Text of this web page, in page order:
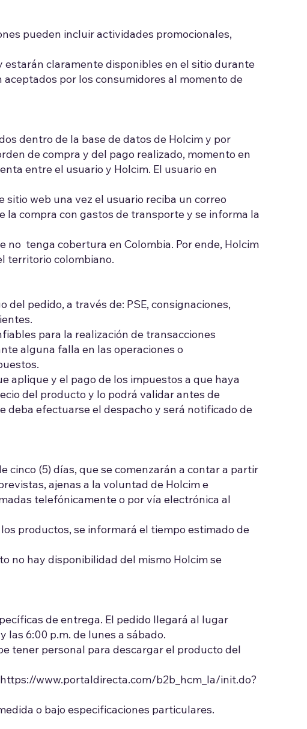
pueden incluir actividades promocionales,
estarán claramente disponibles en el sitio durante
por los consumidores al momento de
dentro de la base de datos de Holcim y por
de compra y del pago realizado, momento en
entre el usuario y Holcim. El usuario en
web una vez el usuario reciba un correo
la compra con gastos de transporte y se informa la
no tenga cobertura en Colombia. Por ende, Holcim
territorio colombiano.
pedido, a través de: PSE, consignaciones,
para la realización de transacciones
alguna falla en las operaciones o
aplique y el pago de los impuestos a que haya
del producto y lo podrá validar antes de
deba efectuarse el despacho y será notificado de
(5) días, que se comenzarán a contar a partir
ajenas a la voluntad de Holcim e
telefónicamente o por vía electrónica al
productos, se informará el tiempo estimado de
no hay disponibilidad del mismo Holcim se
de entrega. El pedido llegará al lugar
6:00 p.m. de lunes a sábado.
tener personal para descargar el producto del
www.portaldirecta.com/b2b_hcm_la/init.do?
o bajo especificaciones particulares.